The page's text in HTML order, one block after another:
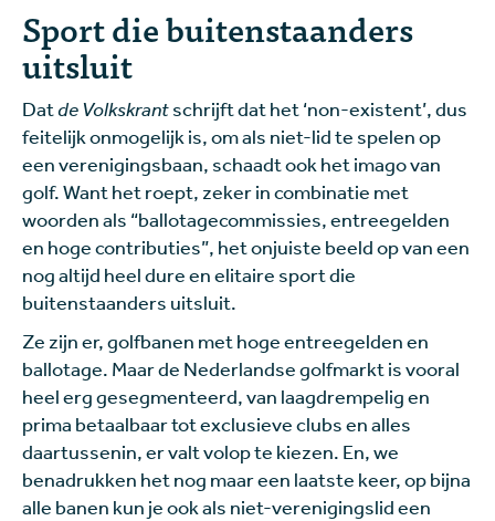
Sport die buitenstaanders
uitsluit
Datde Volkskrantschrijft dat het ‘non-existent’, dus
feitelijk onmogelijk is, om als niet-lid te spelen op
een verenigingsbaan, schaadt ook het imago van
golf. Want het roept, zeker in combinatie met
woorden als “ballotagecommissies, entreegelden
en hoge contributies”, het onjuiste beeld op van een
nog altijd heel dure en elitaire sport die
buitenstaanders uitsluit.
Ze zijn er, golfbanen met hoge entreegelden en
ballotage. Maar de Nederlandse golfmarkt is vooral
heel erg gesegmenteerd, van laagdrempelig en
prima betaalbaar tot exclusieve clubs en alles
daartussenin, er valt volop te kiezen. En, we
benadrukken het nog maar een laatste keer, op bijna
alle banen kun je ook als niet-verenigingslid een